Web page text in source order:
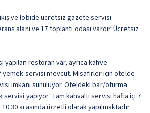
ve lobide ücretsiz gazete servisi
alanı ve 17 toplantı odası vardır. Ücretsiz
restoran var, ayrıca kahve
yemek servisi mevcut. Misafirler için otelde
imkanı sunuluyor. Oteldeki bar/oturma
yapıyor. Tam kahvaltı servisi hafta içi 7
arasında ücretli olarak yapılmaktadır.